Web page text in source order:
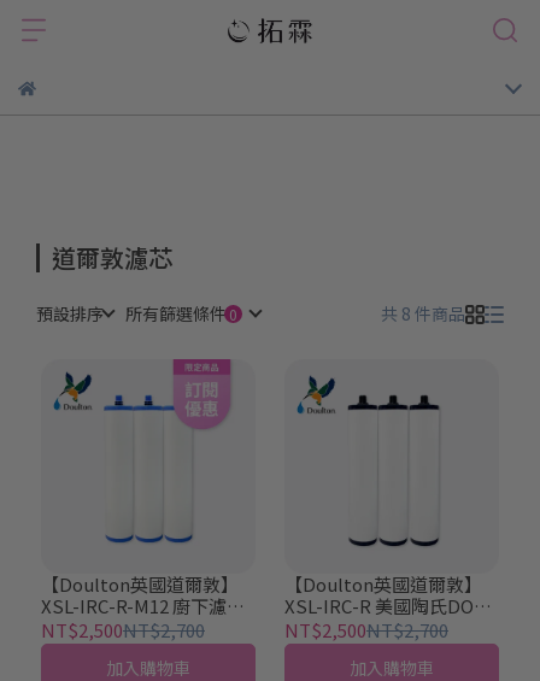
道爾敦濾芯
預設排序 所有篩選條件 共 8 件商品
【Doulton英國道爾敦】
XSL-IRC-R-M12 廚下濾水
器專用樹脂濾芯 新螺牙專
用 (3入) 不含師傅出工費
NT$2,500NT$2,700
加入購物車
【Doulton英國道爾敦】
XSL-IRC-R 美國陶氏DOW
樹脂濾芯 舊螺牙專用 (3入)
不含師傅出工費
NT$2,500NT$2,700
加入購物車